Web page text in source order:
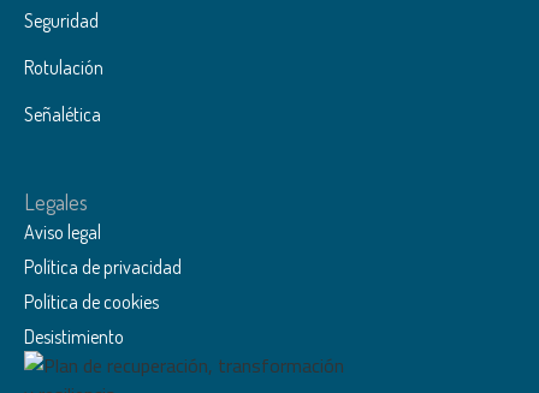
Seguridad
Rotulación
Señalética
Legales
Aviso legal
Política de privacidad
Política de cookies
Desistimiento